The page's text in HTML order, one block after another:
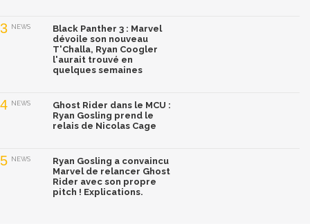
3 NEWS
Black Panther 3 : Marvel
dévoile son nouveau
T'Challa, Ryan Coogler
l'aurait trouvé en
quelques semaines
4 NEWS
Ghost Rider dans le MCU :
Ryan Gosling prend le
relais de Nicolas Cage
5 NEWS
Ryan Gosling a convaincu
Marvel de relancer Ghost
Rider avec son propre
pitch ! Explications.